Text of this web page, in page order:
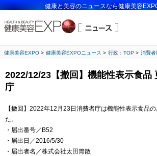
健康と美容のニュースなら健康美容
健康美容EXPO 健康美容EXPOニュース 行政：TOP 消費者
2022/12/23【撤回】機能性表示食品
庁
【撤回】2022年12月23日消費者庁は機能性表示食品
た。
・届出番号／B52
・届出日／2016/5/30
・届出者名／株式会社太田胃散